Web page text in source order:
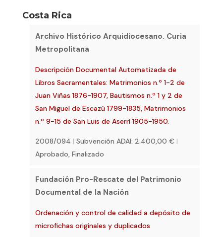
Costa Rica
Archivo Histórico Arquidiocesano. Curia
Metropolitana
Descripción Documental Automatizada de
Libros Sacramentales: Matrimonios n.º 1-2 de
Juan Viñas 1876-1907, Bautismos n.º 1 y 2 de
San Miguel de Escazú 1799-1835, Matrimonios
n.º 9-15 de San Luis de Aserrí 1905-1950.
2008/094 | Subvención ADAI: 2.400,00 € |
Aprobado, Finalizado
Fundación Pro-Rescate del Patrimonio
Documental de la Nación
Ordenación y control de calidad a depósito de
microfichas originales y duplicados